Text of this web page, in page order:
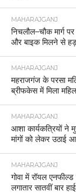
MAHARAJGANJ
निचलौल–चौक मार्ग
और बाइक मिलने से
MAHARAJGANJ
महराजगंज के परसा
ब्रीफकेस में मिला
MAHARAJGANJ
आशा कार्यकत्रियों ने
मांगों को लेकर उठाई
MAHARAJGANJ
गोवा में रॉयल
लगातार सातवीं बार